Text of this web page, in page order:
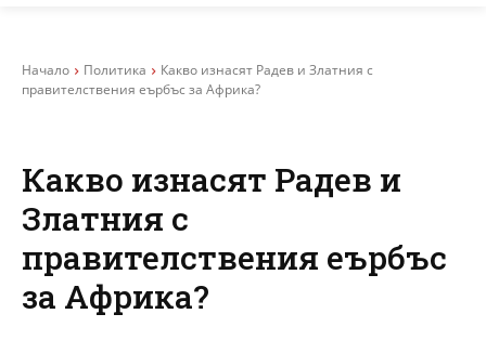
Начало Политика
Какво изнасят Радев и Златния с
правителствения еърбъс за Африка?
Какво изнасят Радев и
Златния с
правителствения еърбъс
за Африка?